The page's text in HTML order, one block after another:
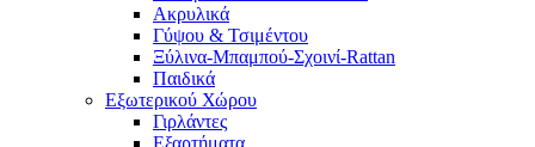
Ακρυλικά
Γύψου & Τσιμέντου
Ξύλινα-Μπαμπού-Σχοινί-Rattan
Παιδικά
Εξωτερικού Χώρου
Γιρλάντες
Εξαρτήματα